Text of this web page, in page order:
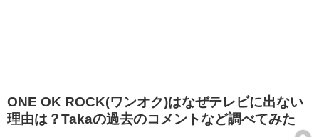
ONE OK ROCK(ワンオク)はなぜテレビに出ない
理由は？Takaの過去のコメントなど調べてみた